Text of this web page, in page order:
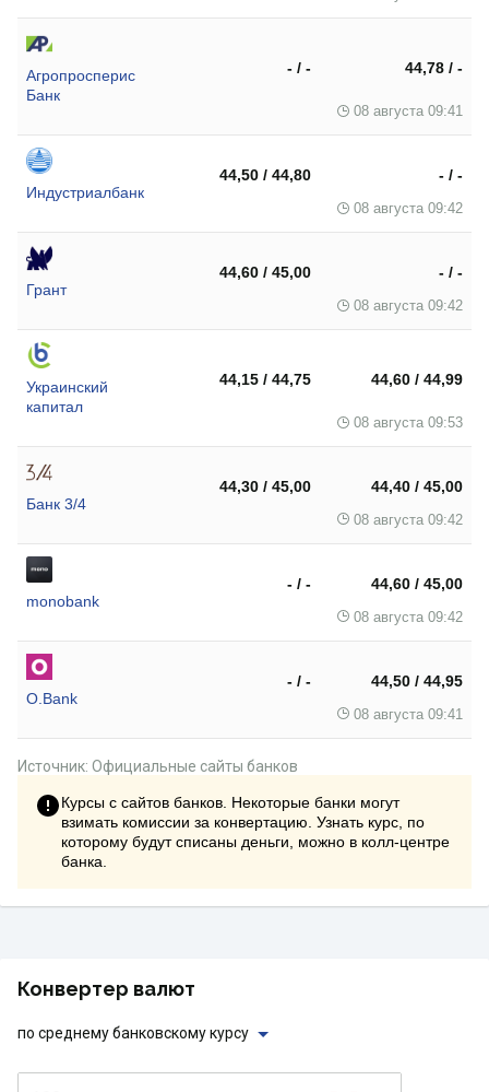
Агропросперис
Банк
- / - 44,78 / -
08 августа 09:41
Индустриалбанк
44,50 / 44,80 - / -
08 августа 09:42
Грант
44,60 / 45,00 - / -
08 августа 09:42
Украинский
капитал
44,15 / 44,75 44,60 / 44,99
08 августа 09:53
Банк 3/4
44,30 / 45,00 44,40 / 45,00
08 августа 09:42
monobank
- / - 44,60 / 45,00
08 августа 09:42
O.Bank
- / - 44,50 / 44,95
08 августа 09:41
Источник: Официальные сайты банков
Курсы с сайтов банков. Некоторые банки могут
взимать комиссии за конвертацию. Узнать курс, по
которому будут списаны деньги, можно в колл-центре
банка.
Конвертер валют
по среднему банковскому курсу